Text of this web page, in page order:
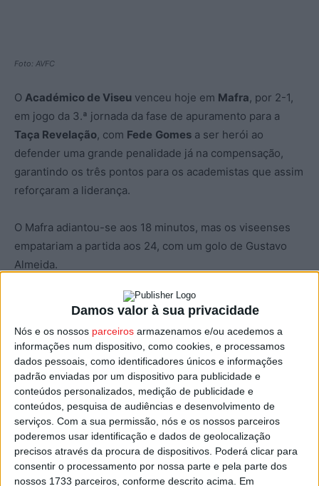
Damos valor à sua privacidade
Nós e os nossos parceiros armazenamos e/ou acedemos a
informações num dispositivo, como cookies, e processamos
dados pessoais, como identificadores únicos e informações
padrão enviadas por um dispositivo para publicidade e
conteúdos personalizados, medição de publicidade e
conteúdos, pesquisa de audiências e desenvolvimento de
serviços. Com a sua permissão, nós e os nossos parceiros
poderemos usar identificação e dados de geolocalização
precisos através da procura de dispositivos. Poderá clicar para
consentir o processamento por nossa parte e pela parte dos
nossos 1733 parceiros, conforme descrito acima. Em
Foto: AVFC
O Académico de Viseu venceu hoje em Mafra, por 2-1,
em jogo da 3.ª jornada da fase de apuramento para a
Taça Revelação, com Fede Gomes a ser herói ao
defender uma grande penalidade já na compensação,
garantindo os três pontos para os academistas que assim
reforçaram a liderança.
O Mafra adiantou-se aos 18 minutos, mas os viseenses
empatariam a partida aos 24, com um golo de Gustavo
Almeida.
No segundo tempo, o Académico de Viseu chegou à
vantagem aos 65 minutos, com um golo de Gustavo
Costa, e já na compensação, aos 90+3 minutos, Fede
Gomes defendeu um penalti, e a recarga, garantindo o
triunfo academista.
Após esta ronda, o Académico de Viseu está na liderança,
com 18 pontos, mais quatro que o Farense que ocupa
agora a segunda posição, e já com cinco de vantagem
para o terceiro classificado, o Sporting de Braga.